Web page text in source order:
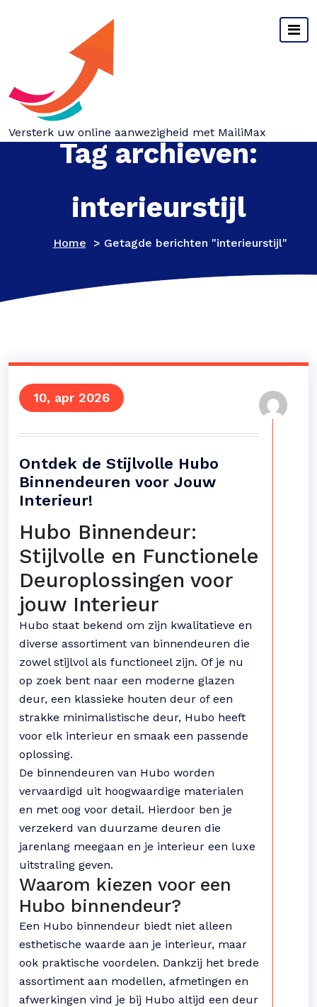
Versterk uw online aanwezigheid met MailiMax
Tag archieven:
interieurstijl
Home > Getagde berichten "interieurstijl"
10, apr 2026
Ontdek de Stijlvolle Hubo
Binnendeuren voor Jouw
Interieur!
Hubo Binnendeur:
Stijlvolle en Functionele
Deuroplossingen voor
jouw Interieur
Hubo staat bekend om zijn kwalitatieve en
diverse assortiment van binnendeuren die
zowel stijlvol als functioneel zijn. Of je nu
op zoek bent naar een moderne glazen
deur, een klassieke houten deur of een
strakke minimalistische deur, Hubo heeft
voor elk interieur en smaak een passende
oplossing.
De binnendeuren van Hubo worden
vervaardigd uit hoogwaardige materialen
en met oog voor detail. Hierdoor ben je
verzekerd van duurzame deuren die
jarenlang meegaan en je interieur een luxe
uitstraling geven.
Waarom kiezen voor een
Hubo binnendeur?
Een Hubo binnendeur biedt niet alleen
esthetische waarde aan je interieur, maar
ook praktische voordelen. Dankzij het brede
assortiment aan modellen, afmetingen en
afwerkingen vind je bij Hubo altijd een deur